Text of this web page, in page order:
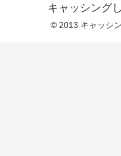
キャッシング
© 2013 キャッシ